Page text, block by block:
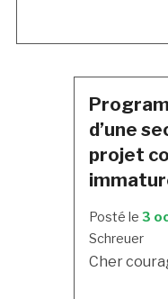
d’une
projet
Posté le 3
Schreuer
Cher